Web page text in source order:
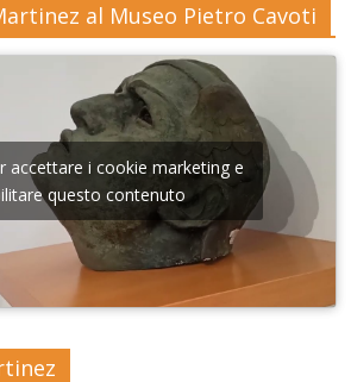
al Museo Pietro Cavoti
accettare i cookie marketing e
questo contenuto